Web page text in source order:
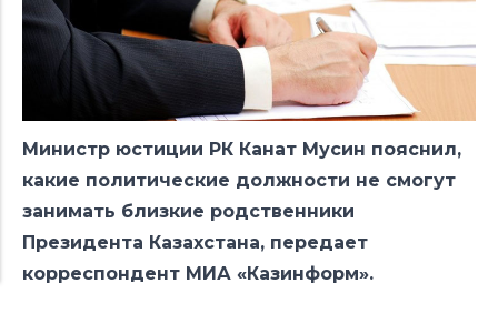
Министр юстиции РК Канат Мусин пояснил,
какие политические должности не смогут
занимать близкие родственники
Президента Казахстана, передает
корреспондент МИА «Казинформ».